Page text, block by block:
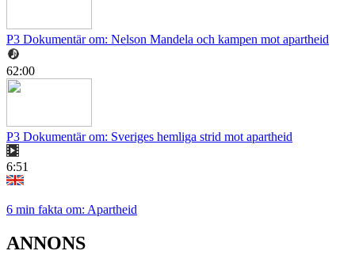
P3 Dokumentär om: Nelson Mandela och kampen mot apartheid
62:00
P3 Dokumentär om: Sveriges hemliga strid mot apartheid
6:51
6 min fakta om: Apartheid
ANNONS